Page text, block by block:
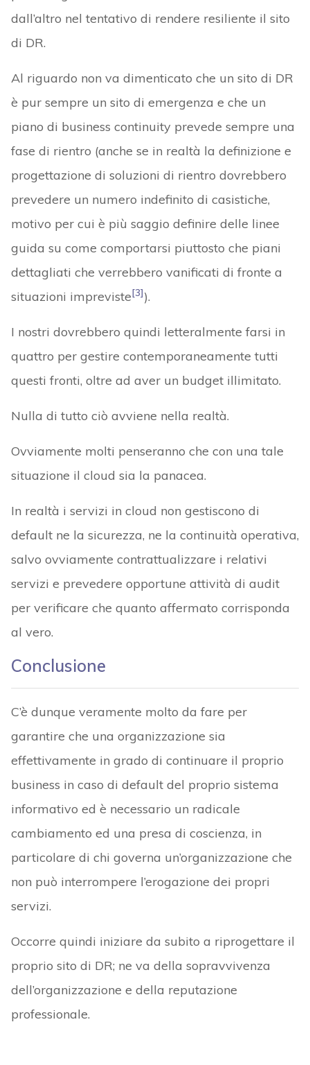
dall’altro nel tentativo di rendere resiliente il sito
di DR.
Al riguardo non va dimenticato che un sito di DR
è pur sempre un sito di emergenza e che un
piano di business continuity prevede sempre una
fase di rientro (anche se in realtà la definizione e
progettazione di soluzioni di rientro dovrebbero
prevedere un numero indefinito di casistiche,
motivo per cui è più saggio definire delle linee
guida su come comportarsi piuttosto che piani
dettagliati che verrebbero vanificati di fronte a
situazioni impreviste[3]).
I nostri dovrebbero quindi letteralmente farsi in
quattro per gestire contemporaneamente tutti
questi fronti, oltre ad aver un budget illimitato.
Nulla di tutto ciò avviene nella realtà.
Ovviamente molti penseranno che con una tale
situazione il cloud sia la panacea.
In realtà i servizi in cloud non gestiscono di
default ne la sicurezza, ne la continuità operativa,
salvo ovviamente contrattualizzare i relativi
servizi e prevedere opportune attività di audit
per verificare che quanto affermato corrisponda
al vero.
Conclusione
C’è dunque veramente molto da fare per
garantire che una organizzazione sia
effettivamente in grado di continuare il proprio
business in caso di default del proprio sistema
informativo ed è necessario un radicale
cambiamento ed una presa di coscienza, in
particolare di chi governa un’organizzazione che
non può interrompere l’erogazione dei propri
servizi.
Occorre quindi iniziare da subito a riprogettare il
proprio sito di DR; ne va della sopravvivenza
dell’organizzazione e della reputazione
professionale.